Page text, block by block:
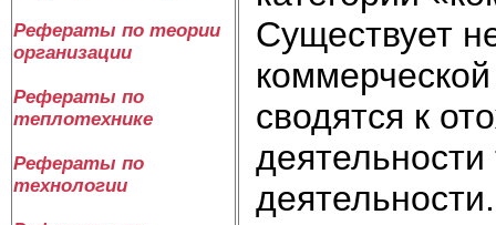
Рефераты по теории
организации
Рефераты по
теплотехнике
Рефераты по
технологии
Существует
сводятся к
деятельности.